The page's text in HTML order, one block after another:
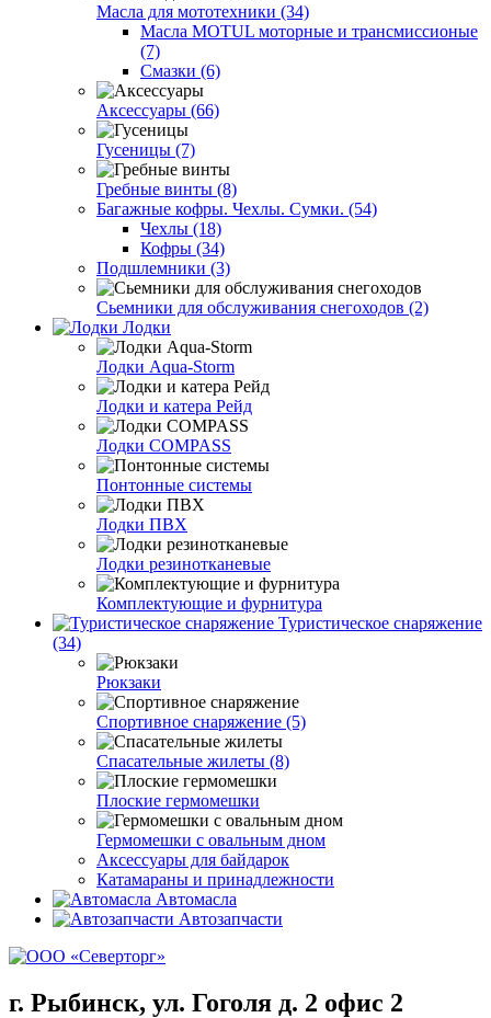
Масла для мототехники (34)
Масла MOTUL моторные и трансмиссионые
(7)
Смазки (6)
Аксессуары (66)
Гусеницы (7)
Гребные винты (8)
Багажные кофры. Чехлы. Сумки. (54)
Чехлы (18)
Кофры (34)
Подшлемники (3)
Сьемники для обслуживания снегоходов (2)
Лодки
Лодки Aqua-Storm
Лодки и катера Рейд
Лодки COMPASS
Понтонные системы
Лодки ПВХ
Лодки резинотканевые
Комплектующие и фурнитура
Туристическое снаряжение
(34)
Рюкзаки
Спортивное снаряжение (5)
Спасательные жилеты (8)
Плоские гермомешки
Гермомешки с овальным дном
Аксессуары для байдарок
Катамараны и принадлежности
Автомасла
Автозапчасти
г. Рыбинск, ул. Гоголя д. 2 офис 2